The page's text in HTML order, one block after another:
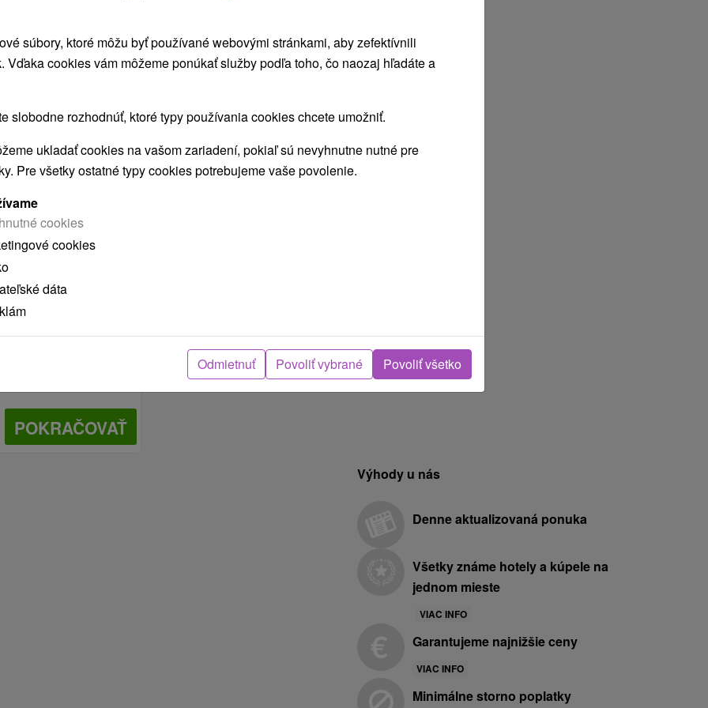
POKRAČOVAŤ
Výhody u nás
Denne aktualizovaná ponuka
Všetky známe hotely a kúpele na
jednom mieste
VIAC INFO
Garantujeme najnižšie ceny
VIAC INFO
Minimálne storno poplatky
súbory, ktoré môžu byť používané webovými stránkami, aby zefektívnili
Vďaka cookies vám môžeme ponúkať služby podľa toho, čo naozaj hľadáte a
slobodne rozhodnúť, ktoré typy používania cookies chcete umožniť.
ukladať cookies na vašom zariadení, pokiaľ sú nevyhnutne nutné pre
Pre všetky ostatné typy cookies potrebujeme vaše povolenie.
cookies
cookies
dáta
Odmietnuť Povoliť vybrané Povoliť všetko